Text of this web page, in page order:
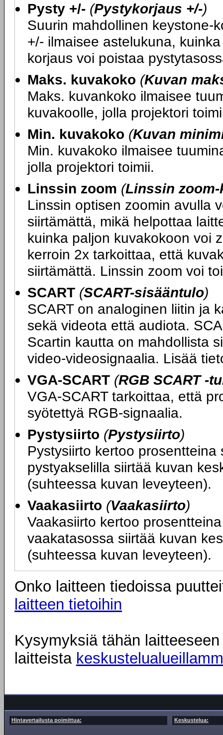
Pysty +/- (Pystykorjaus +/-)
Suurin mahdollinen keystone-
+/- ilmaisee astelukuna,
korjaus voi poistaa
Maks. kuvakoko (Kuvan
Maks. kuvankoko ilmaisee
kuvakoolle, jolla projektori
Min. kuvakoko (Kuvan
Min. kuvakoko ilmaisee
jolla projektori toimii.
Linssin zoom (Linssin
Linssin optisen zoomin avulla
siirtämättä, mikä helpottaa
kuinka paljon kuvakokoon voi
kerroin 2x tarkoittaa, että
siirtämättä. Linssin zoom voi
SCART (SCART-sisääntulo)
SCART on analoginen liitin ja
sekä videota että audiota.
Scartin kautta on mahdollista
video-videosignaalia. Lisää
VGA-SCART (RGB SCART -
VGA-SCART tarkoittaa, että
syötettyä RGB-signaalia.
Pystysiirto (Pystysiirto)
Pystysiirto kertoo
pystyakselilla siirtää kuvan
(suhteessa kuvan leveyteen).
Vaakasiirto (Vaakasiirto)
Vaakasiirto kertoo
vaakatasossa siirtää kuvan
(suhteessa kuvan leveyteen).
Onko laitteen tiedoissa
laitteen tietoihin
Kysymyksiä tähän
laitteista
Hintavertailusta poimittua: Keskustelua: